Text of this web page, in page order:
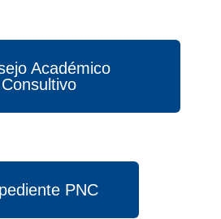
Académico
Consultivo
PNC